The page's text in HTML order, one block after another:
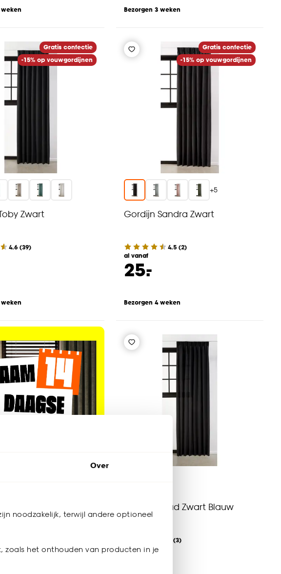
Over
noodzakelijk, terwijl andere optioneel
zoals het onthouden van producten in je
Bezorgen 3 weken
Gratis confectie
-15% op vouwgordijnen
Zwart
4.6 (39)
Gratis confectie
-15% op vouwgordijnen
+5
Gordijn Sandra Zwart
4.5 (2)
al vanaf
25.
-
Bezorgen 4 weken
Gordijn Ruud Zwart Blauw
(3)
al vanaf